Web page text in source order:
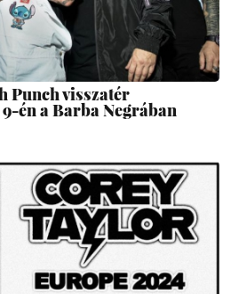
Punch visszatér
én a Barba Negrában